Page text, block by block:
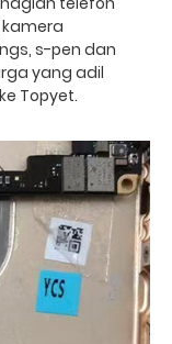
s-pen dan
yang adil
Topyet.